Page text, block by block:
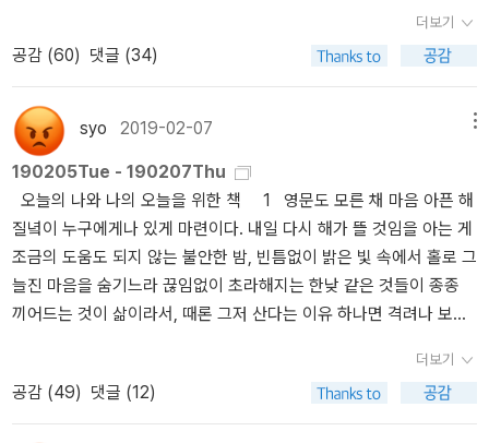
쓰기의 장점을 강조한다. “우린 진심으로 사랑에 휩쓸리고자 하지.
지만 읽기와 쓰기는 반드시 행복을 가져다준다는 게 다른 점이지. 바
한 헤르메스 님은 살기 팍팍한 시대에 왜 책을 읽어야 하고, 또 문학을
좋아해야 하는 이유를 알아야 한다면 이 책을 읽으면 된다고 했다. 그
렇지만 헤르메스 님을 제외한 달궁 독자들은 《격정 세계》를 비판하는
견해를 쏟아냈다(독서 모임 후기 엮은이도 비판하는 목소리에 힘을
실어줬다). 레샥매냐 님(알라딘 서재 마을에 북 리뷰를 쓰고, 독서 모
임 전날에 《격정 세계》 리뷰[주]를 남긴 그 레삭매냐 님이다)은 소설
속 나오는 사람들 모두 문학에 ‘미친 자들’이라고 평가했다. 문학을 읽
으면서 자신의 삶을 개선하고 발전하려고 부단히 노력하는 인물들이
비현실적으로 느껴졌다고 했다. <달궁> 독자들은 ‘비둘기’ 북클럽 모
임 회원들이 커다란 갈등 없이 화목하게 지내고, 결국 서로 사랑해서
연인이 되어가는 과정이 단조롭다고 지적했다. <달궁> 모임장 삽하
다. 매번 실패했다.안 쓰려 하는데, 그건 잘 될지도 모르겠다. 읽어도
잘 안 쓰는 판인데, 안 읽으면 금상첨화(?)지. 6 같이 읽기로 약
속한 것들, 쓰기로 약속한 것들이 있어서 그것들까지는 천천히 한발
한발 걸어서 마무리하기로 하고, 한동안은 의무감으로 읽거나 쓰는
일을 하지 않을 작정이다. 사실 아무도 준 적이 없는 의무를 혼자 받아
설친 꼴이라 관두는 데 특별한 어려움이 있을 것 같지는 않다. 뭐 정말
읽고 싶어서 몸부림쳐지는 책은 참지 말고 읽고, 정말 쓰고 싶어 칼부
림 날 것 같은 날에는 참지 말고 쓰기로 하고, 7 2월은 이렇게 마
무리하고, 3월에는 아마 이런 월말 결산 페이퍼를 올릴 일이 없을 것
이다. 그래야 할 것이고. 결산 페이퍼를 다시 쓸 날은 과연 언제 올 것
만하고 가서 공부를 시작하자. 201902 : 35권 1. 욕망 너머의 한
국 고대사 / 젊은역사학자모임 지음: 고대사에 대한 논란이 있다는 것
더보기
공감 (60) 댓글 (34)
syo 2019-02-07
190205Tue - 190207Thu
질녘이 누구에게나 있게 마련이다. 내일 다시 해가 뜰 것임을 아는 게
조금의 도움도 되지 않는 불안한 밤, 빈틈없이 밝은 빛 속에서 홀로 그
늘진 마음을 숨기느라 끊임없이 초라해지는 한낮 같은 것들이 종종
끼어드는 것이 삶이라서, 때론 그저 산다는 이유 하나면 격려나 보상
힌 별만큼 삶은 많고, 그 많은 삶만큼 책 또한 많기도 많아서, 세상에
는 오늘의 나에게 꼭 맞는 한 권의 책이 반드시 있을 거라고 단단히 믿
게 된다. 단지 우리가 서로를 스쳐 지나쳤을 뿐. 생각한다. 내가 밤하
더보기
공감 (49) 댓글 (12)